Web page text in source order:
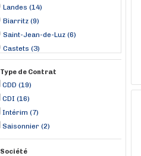
Landes (14)
Biarritz (9)
Saint-Jean-de-Luz (6)
Castets (3)
Pau (3)
Peyrehorade (3)
Bayonne (2)
Biron (2)
Soorts-Hossegor (2)
Anglet (1)
Type de Contrat
CDD (19)
CDI (16)
Intérim (7)
Saisonnier (2)
Société